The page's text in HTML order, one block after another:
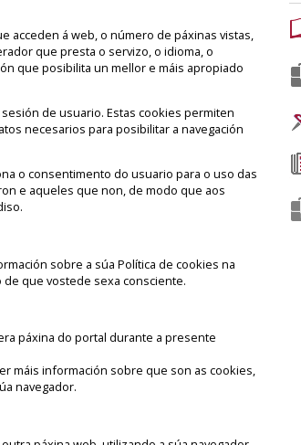
acceden á web, o número de páxinas vistas,
que presta o servizo, o idioma, o
que posibilita un mellor e máis apropiado
de usuario. Estas cookies permiten
necesarios para posibilitar a navegación
o consentimento do usuario para o uso das
e aqueles que non, de modo que aos
sobre a súa Política de cookies na
que vostede sexa consciente.
páxina do portal durante a presente
máis información sobre que son as cookies,
navegador.